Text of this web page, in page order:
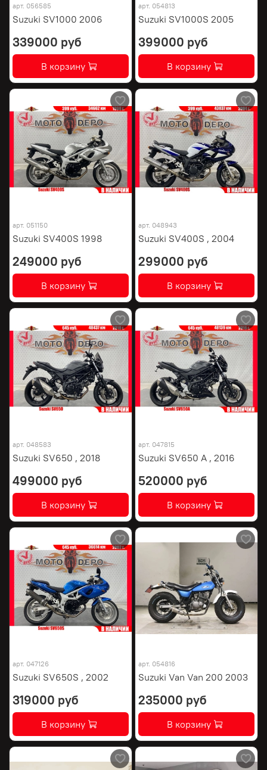
арт. 056585
Suzuki SV1000 2006
339000 руб
В корзину
арт. 054813
Suzuki SV1000S 2005
399000 руб
В корзину
арт. 051150
Suzuki SV400S 1998
249000 руб
В корзину
арт. 048943
Suzuki SV400S , 2004
299000 руб
В корзину
арт. 048583
Suzuki SV650 , 2018
499000 руб
В корзину
арт. 047815
Suzuki SV650 A , 2016
520000 руб
В корзину
арт. 047126
Suzuki SV650S , 2002
319000 руб
В корзину
арт. 054816
Suzuki Van Van 200 2003
235000 руб
В корзину